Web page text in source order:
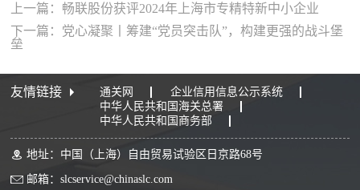
上一篇：畅联股份获评2024年上海市专精特新中小企业
下一篇：党心凝聚丨筹建“党员突击队”，构建更强的战斗堡
垒
友情链接 通关网
企业信用信息公示系统
中华人民共和国海关总署
中华人民共和国商务部
地址：中国（上海）自由贸易试验区日京路68号
邮箱：slcservice@chinaslc.com